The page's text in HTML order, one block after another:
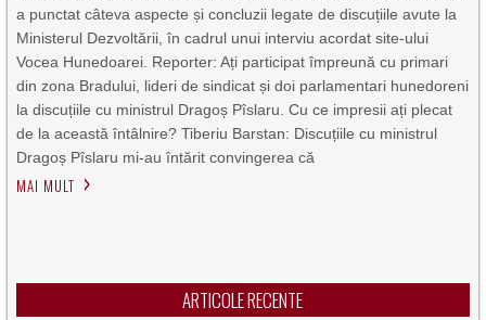
a punctat câteva aspecte și concluzii legate de discuțiile avute la
Ministerul Dezvoltării, în cadrul unui interviu acordat site-ului
Vocea Hunedoarei. Reporter: Ați participat împreună cu primari
din zona Bradului, lideri de sindicat și doi parlamentari hunedoreni
la discuțiile cu ministrul Dragoș Pîslaru. Cu ce impresii ați plecat
de la această întâlnire? Tiberiu Barstan: Discuțiile cu ministrul
Dragoș Pîslaru mi-au întărit convingerea că
MAI MULT
ARTICOLE RECENTE